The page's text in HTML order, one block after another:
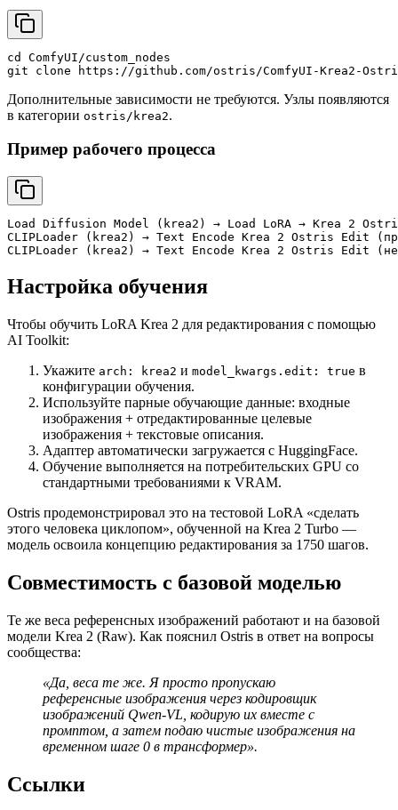
cd
ComfyUI/custom_nodes
git
clone https://github.com/ostris/ComfyUI-Krea2-
Дополнительные зависимости не требуются. Узлы появляются
в категории ostris/krea2.
Пример рабочего процесса
Load Diffusion Model (krea2) → Load LoRA → Krea 2
CLIPLoader (krea2) → Text Encode Krea 2 Ostris Edit
CLIPLoader (krea2) → Text Encode Krea 2 Ostris Edit
Настройка обучения
Чтобы обучить LoRA Krea 2 для редактирования с помощью
AI Toolkit:
Укажите arch: krea2 и model_kwargs.edit: true в
конфигурации обучения.
Используйте парные обучающие данные: входные
изображения + отредактированные целевые
изображения + текстовые описания.
Адаптер автоматически загружается с HuggingFace.
Обучение выполняется на потребительских GPU со
стандартными требованиями к VRAM.
Ostris продемонстрировал это на тестовой LoRA «сделать
этого человека циклопом», обученной на Krea 2 Turbo —
модель освоила концепцию редактирования за 1750 шагов.
Совместимость с базовой моделью
Те же веса референсных изображений работают и на базовой
модели Krea 2 (Raw). Как пояснил Ostris в ответ на вопросы
сообщества:
«Да, веса те же. Я просто пропускаю
референсные изображения через кодировщик
изображений Qwen-VL, кодирую их вместе с
промптом, а затем подаю чистые изображения на
временном шаге 0 в трансформер».
Ссылки